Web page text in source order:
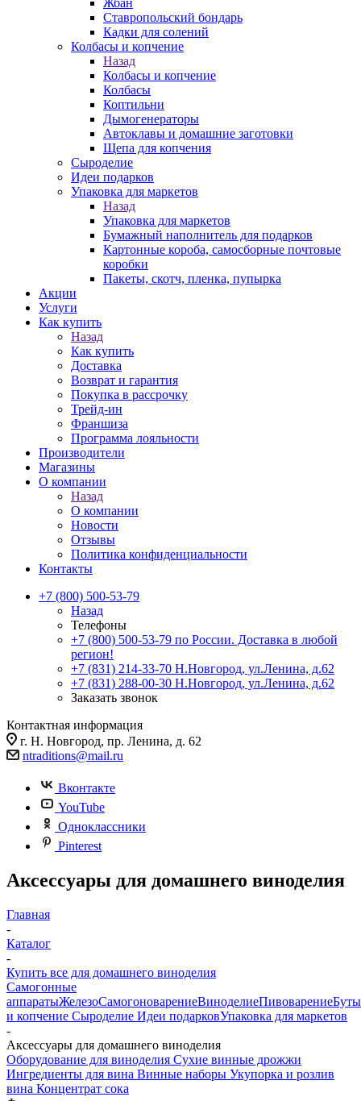
Жбан
Ставропольский бондарь
Кадки для солений
Колбасы и копчение
Назад
Колбасы и копчение
Колбасы
Коптильни
Дымогенераторы
Автоклавы и домашние заготовки
Щепа для копчения
Сыроделие
Идеи подарков
Упаковка для маркетов
Назад
Упаковка для маркетов
Бумажный наполнитель для подарков
Картонные короба, самосборные почтовые
коробки
Пакеты, скотч, пленка, пупырка
Акции
Услуги
Как купить
Назад
Как купить
Доставка
Возврат и гарантия
Покупка в рассрочку
Трейд-ин
Франшиза
Программа лояльности
Производители
Магазины
О компании
Назад
О компании
Новости
Отзывы
Политика конфиденциальности
Контакты
+7 (800) 500-53-79
Назад
Телефоны
+7 (800) 500-53-79 по России. Доставка в любой
регион!
+7 (831) 214-33-70 Н.Новгород, ул.Ленина, д.62
+7 (831) 288-00-30 Н.Новгород, ул.Ленина, д.62
Заказать звонок
Контактная информация
г. Н. Новгород, пр. Ленина, д. 62
ntraditions@mail.ru
Вконтакте
YouTube
Одноклассники
Pinterest
Аксессуары для домашнего виноделия
Главная
-
Каталог
-
Купить все для домашнего виноделия
Самогонные
аппаратыЖелезоСамогоноварениеВиноделиеПивоварение
и копчение Сыроделие Идеи подарковУпаковка для маркетов
-
Аксессуары для домашнего виноделия
Оборудование для виноделия Сухие винные дрожжи
Ингредиенты для вина Винные наборы Укупорка и розлив
вина Концентрат сока